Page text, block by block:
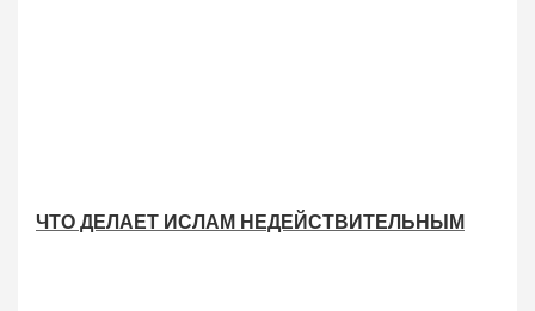
ЧТО ДЕЛАЕТ ИСЛАМ НЕДЕЙСТВИТЕЛЬНЫМ